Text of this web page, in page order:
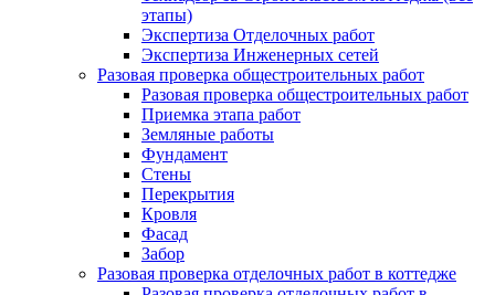
этапы)
Экспертиза Отделочных работ
Экспертиза Инженерных сетей
Разовая проверка общестроительных работ
Разовая проверка общестроительных работ
Приемка этапа работ
Земляные работы
Фундамент
Стены
Перекрытия
Кровля
Фасад
Забор
Разовая проверка отделочных работ в коттедже